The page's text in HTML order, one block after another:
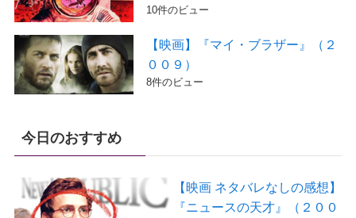
10件のビュー
【映画】『マイ・ブラザー』（２
００９）
8件のビュー
今日のおすすめ
【映画 ネタバレなしの感想】
『ニュースの天才』（２００